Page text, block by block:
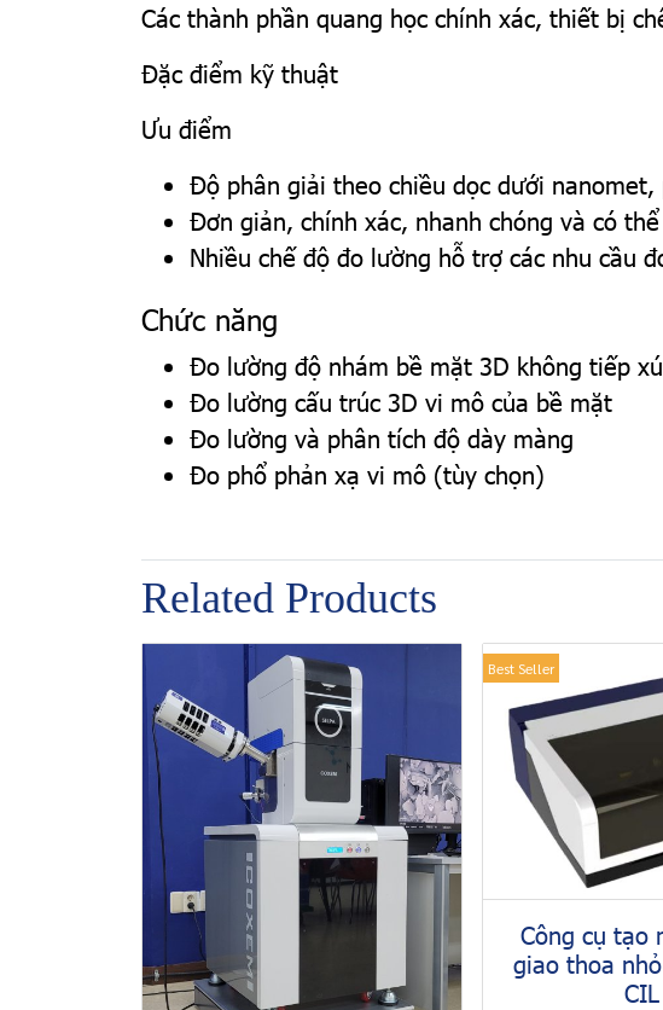
Các thành phần quang học chính xác, thiết bị
Đặc điểm kỹ thuật
Ưu điểm
Độ phân giải theo chiều dọc dưới
Đơn giản, chính xác, nhanh chóng và có
Nhiều chế độ đo lường hỗ trợ các nhu cầu
Chức năng
Đo lường độ nhám bề mặt 3D không tiếp
Đo lường cấu trúc 3D vi mô của bề mặt
Đo lường và phân tích độ dày màng
Đo phổ phản xạ vi mô (tùy chọn)
Related Products
Best Seller
Công cụ tạo
giao thoa
CIL